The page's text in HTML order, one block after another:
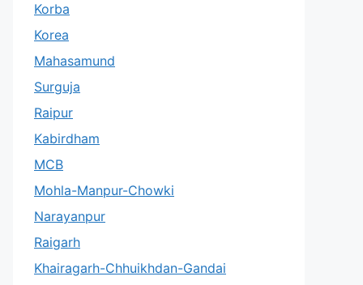
Korba
Korea
Mahasamund
Surguja
Raipur
Kabirdham
MCB
Mohla-Manpur-Chowki
Narayanpur
Raigarh
Khairagarh-Chhuikhdan-Gandai